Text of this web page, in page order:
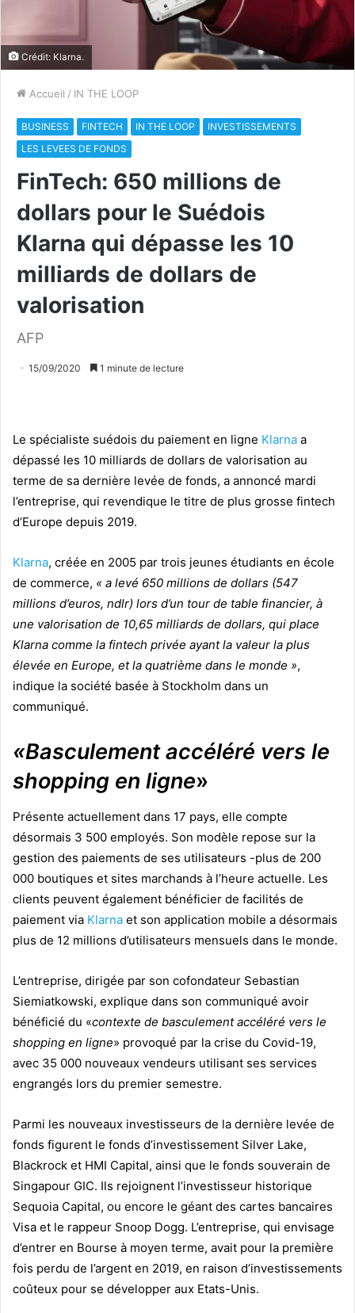
Crédit: Klarna.
Accueil / IN THE LOOP
BUSINESS FINTECH IN THE LOOP
INVESTISSEMENTS
LES LEVEES DE FONDS
FinTech: 650 millions de
dollars pour le Suédois
Klarna qui dépasse les 10
milliards de dollars de
valorisation
AFP
15/09/2020 1 minute de lecture
Le spécialiste suédois du paiement en ligne Klarna a
dépassé les 10 milliards de dollars de valorisation au
terme de sa dernière levée de fonds, a annoncé mardi
l’entreprise, qui revendique le titre de plus grosse fintech
d’Europe depuis 2019.
Klarna, créée en 2005 par trois jeunes étudiants en école
de commerce, « a levé 650 millions de dollars (547
millions d’euros, ndlr) lors d’un tour de table financier, à
une valorisation de 10,65 milliards de dollars, qui place
Klarna comme la fintech privée ayant la valeur la plus
élevée en Europe, et la quatrième dans le monde »,
indique la société basée à Stockholm dans un
communiqué.
«Basculement accéléré vers le
shopping en ligne»
Présente actuellement dans 17 pays, elle compte
désormais 3 500 employés. Son modèle repose sur la
gestion des paiements de ses utilisateurs -plus de 200
000 boutiques et sites marchands à l’heure actuelle. Les
clients peuvent également bénéficier de facilités de
paiement via Klarna et son application mobile a désormais
plus de 12 millions d’utilisateurs mensuels dans le monde.
L’entreprise, dirigée par son cofondateur Sebastian
Siemiatkowski, explique dans son communiqué avoir
bénéficié du «contexte de basculement accéléré vers le
shopping en ligne» provoqué par la crise du Covid-19,
avec 35 000 nouveaux vendeurs utilisant ses services
engrangés lors du premier semestre.
Parmi les nouveaux investisseurs de la dernière levée de
fonds figurent le fonds d’investissement Silver Lake,
Blackrock et HMI Capital, ainsi que le fonds souverain de
Singapour GIC. Ils rejoignent l’investisseur historique
Sequoia Capital, ou encore le géant des cartes bancaires
Visa et le rappeur Snoop Dogg. L’entreprise, qui envisage
d’entrer en Bourse à moyen terme, avait pour la première
fois perdu de l’argent en 2019, en raison d’investissements
coûteux pour se développer aux Etats-Unis.